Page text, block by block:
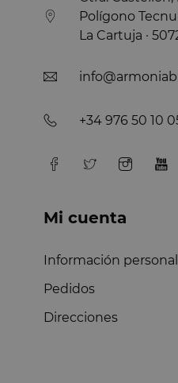
Polígono
La Cartuja ·
+34 976 50 10
Mi cuenta
Información personal
Pedidos
Direcciones